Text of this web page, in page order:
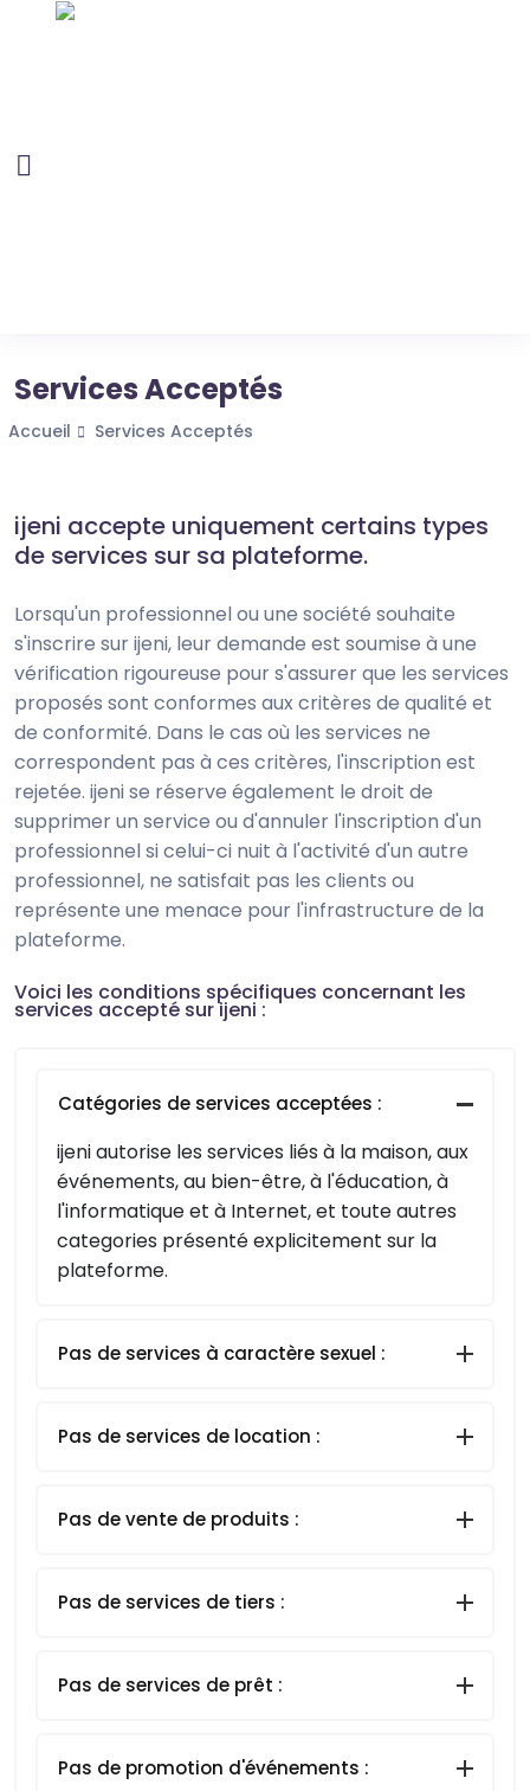
Services Acceptés
Accueil Services Acceptés
ijeni accepte uniquement certains types
de services sur sa plateforme.
Lorsqu'un professionnel ou une société souhaite
s'inscrire sur ijeni, leur demande est soumise à une
vérification rigoureuse pour s'assurer que les services
proposés sont conformes aux critères de qualité et
de conformité. Dans le cas où les services ne
correspondent pas à ces critères, l'inscription est
rejetée. ijeni se réserve également le droit de
supprimer un service ou d'annuler l'inscription d'un
professionnel si celui-ci nuit à l'activité d'un autre
professionnel, ne satisfait pas les clients ou
représente une menace pour l'infrastructure de la
plateforme.
Voici les conditions spécifiques concernant les
services accepté sur ijeni :
Catégories de services acceptées :
ijeni autorise les services liés à la maison, aux
événements, au bien-être, à l'éducation, à
l'informatique et à Internet, et toute autres
categories présenté explicitement sur la
plateforme.
Pas de services à caractère sexuel :
Pas de services de location :
Pas de vente de produits :
Pas de services de tiers :
Pas de services de prêt :
Pas de promotion d'événements :